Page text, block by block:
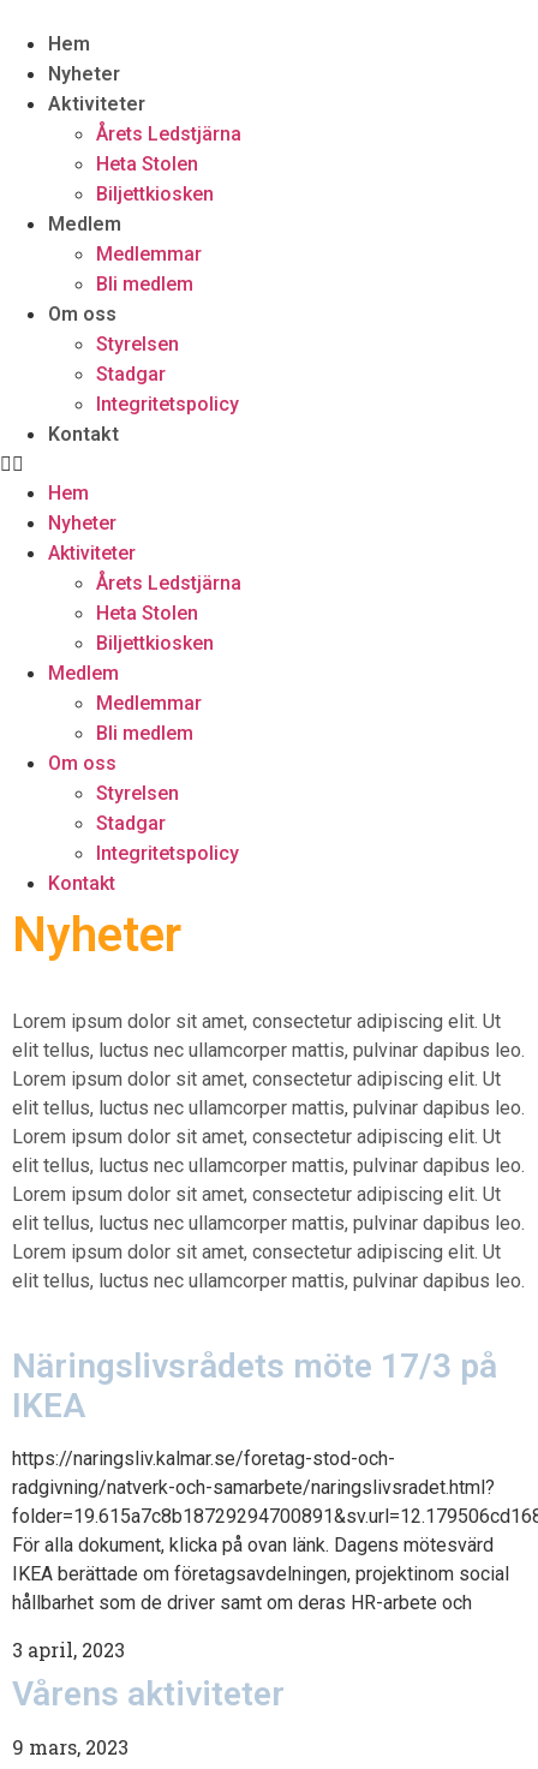
Hem
Nyheter
Aktiviteter
Årets Ledstjärna
Heta Stolen
Biljettkiosken
Medlem
Medlemmar
Bli medlem
Om oss
Styrelsen
Stadgar
Integritetspolicy
Kontakt
Hem
Nyheter
Aktiviteter
Årets Ledstjärna
Heta Stolen
Biljettkiosken
Medlem
Medlemmar
Bli medlem
Om oss
Styrelsen
Stadgar
Integritetspolicy
Kontakt
Nyheter
Lorem ipsum dolor sit amet, consectetur adipiscing elit. Ut
elit tellus, luctus nec ullamcorper mattis, pulvinar dapibus leo.
Lorem ipsum dolor sit amet, consectetur adipiscing elit. Ut
elit tellus, luctus nec ullamcorper mattis, pulvinar dapibus leo.
Lorem ipsum dolor sit amet, consectetur adipiscing elit. Ut
elit tellus, luctus nec ullamcorper mattis, pulvinar dapibus leo.
Lorem ipsum dolor sit amet, consectetur adipiscing elit. Ut
elit tellus, luctus nec ullamcorper mattis, pulvinar dapibus leo.
Lorem ipsum dolor sit amet, consectetur adipiscing elit. Ut
elit tellus, luctus nec ullamcorper mattis, pulvinar dapibus leo.
Näringslivsrådets möte 17/3 på
IKEA
https://naringsliv.kalmar.se/foretag-stod-och-
radgivning/natverk-och-samarbete/naringslivsradet.html?
För alla dokument, klicka på ovan länk. Dagens mötesvärd
IKEA berättade om företagsavdelningen, projektinom social
hållbarhet som de driver samt om deras HR-arbete och
3 april, 2023
Vårens aktiviteter
9 mars, 2023